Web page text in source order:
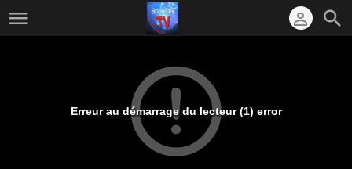
Erreur au démarrage du lecteur (1) error